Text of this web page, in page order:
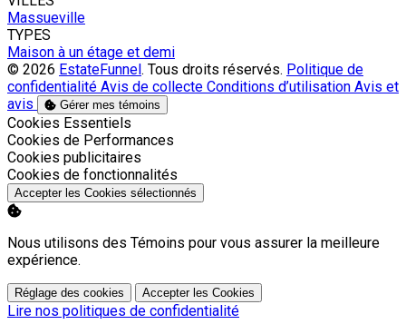
Massueville
TYPES
Maison à un étage et demi
© 2026 EstateFunnel . Tous droits réservés. Politique de
confidentialité Avis de collecte Conditions d’utilisation Avis et
avis
Gérer mes témoins
Activer
Cookies Essentiels
Activer
Cookies de Performances
Activer
Cookies publicitaires
Activer
Cookies de fonctionnalités
Accepter les Cookies sélectionnés
Nous utilisons des Témoins pour vous assurer la meilleure
expérience.
Réglage des cookies Accepter les Cookies
Lire nos politiques de confidentialité